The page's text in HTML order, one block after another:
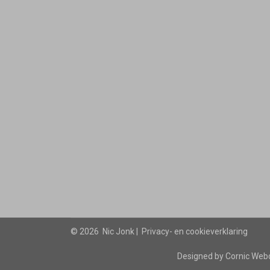
© 2026 Nic Jonk | Privacy- en cookieverklaring
Designed by Cornic